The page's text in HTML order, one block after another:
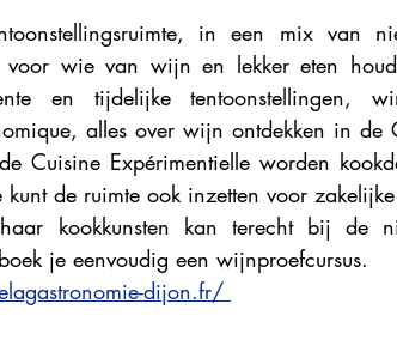
in een mix van
voor wie van wijn en lekker eten
en tijdelijke tentoonstellingen,
alles over wijn ontdekken in de
Cuisine Expérimentielle worden
de ruimte ook inzetten voor
kookkunsten kan terecht bij de
je eenvoudig een wijnproefcursus.
dijon.fr/